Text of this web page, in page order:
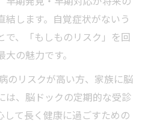
します。自覚症状がないう
で、「もしものリスク」を回
の魅力です。
のリスクが高い方、家族に脳
は、脳ドックの定期的な受診
て長く健康に過ごすための